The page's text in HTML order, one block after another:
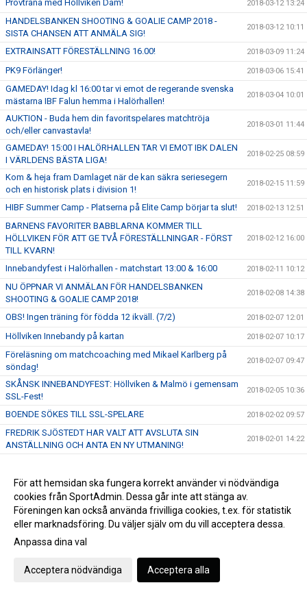
Provträna med Höllviken Dam! 2018-03-12 13:24
HANDELSBANKEN SHOOTING & GOALIE CAMP 2018 -
SISTA CHANSEN ATT ANMÄLA SIG!
2018-03-12 10:11
EXTRAINSATT FÖRESTÄLLNING 16.00! 2018-03-09 11:24
PK9 Förlänger! 2018-03-06 15:41
GAMEDAY! Idag kl 16:00 tar vi emot de regerande svenska
mästarna IBF Falun hemma i Halörhallen!
2018-03-04 10:01
AUKTION - Buda hem din favoritspelares matchtröja
och/eller canvastavla!
2018-03-01 11:44
GAMEDAY! 15:00 I HALÖRHALLEN TAR VI EMOT IBK DALEN
I VÄRLDENS BÄSTA LIGA!
2018-02-25 08:59
Kom & heja fram Damlaget när de kan säkra seriesegern
och en historisk plats i division 1!
2018-02-15 11:59
HIBF Summer Camp - Platserna på Elite Camp börjar ta slut! 2018-02-13 12:51
BARNENS FAVORITER BABBLARNA KOMMER TILL
HÖLLVIKEN FÖR ATT GE TVÅ FÖRESTÄLLNINGAR - FÖRST
TILL KVARN!
2018-02-12 16:00
Innebandyfest i Halörhallen - matchstart 13:00 & 16:00 2018-02-11 10:12
NU ÖPPNAR VI ANMÄLAN FÖR HANDELSBANKEN
SHOOTING & GOALIE CAMP 2018!
2018-02-08 14:38
OBS! Ingen träning för födda 12 ikväll. (7/2) 2018-02-07 12:01
Höllviken Innebandy på kartan 2018-02-07 10:17
Föreläsning om matchcoaching med Mikael Karlberg på
söndag!
2018-02-07 09:47
SKÅNSK INNEBANDYFEST: Höllviken & Malmö i gemensam
SSL-Fest!
2018-02-05 10:36
BOENDE SÖKES TILL SSL-SPELARE 2018-02-02 09:57
FREDRIK SJÖSTEDT HAR VALT ATT AVSLUTA SIN
ANSTÄLLNING OCH ANTA EN NY UTMANING!
2018-02-01 14:22
IMORGON SMÄLLER DET HEMMA I VÄRLDENS BÄSTA LIGA
- 19:00 TAR VI EMOT JÖNKÖPING!
2018-01-23 11:27
Vi önskar er en riktigt God Jul! 2017-12-22 12:56
SKRATTFEST! Stort intresse när Robin Paulsson, Lena Frisk
& Malmö Comedy Klubb kommer till Höllviken
Nu öppnar vi anmälan till HIBF Summer Camp 2018
För att hemsidan ska fungera korrekt använder vi nödvändiga
cookies från SportAdmin. Dessa går inte att stänga av.
Föreningen kan också använda frivilliga cookies, t.ex. för statistik
eller marknadsföring. Du väljer själv om du vill acceptera dessa.
Anpassa dina val
Acceptera nödvändiga Acceptera alla